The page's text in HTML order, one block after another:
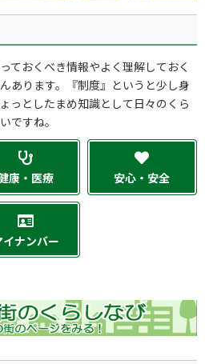
ておくべき情報やよく理解しておく
あります。『制度』というと少し身
っとしたまめ知識として日々のくら
ですね。
康・医療 安心・安全
イナンバー